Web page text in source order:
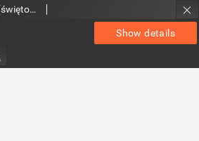
Show details
Echo Dnia 2001, nr 296 (świętokrzyskie 3)